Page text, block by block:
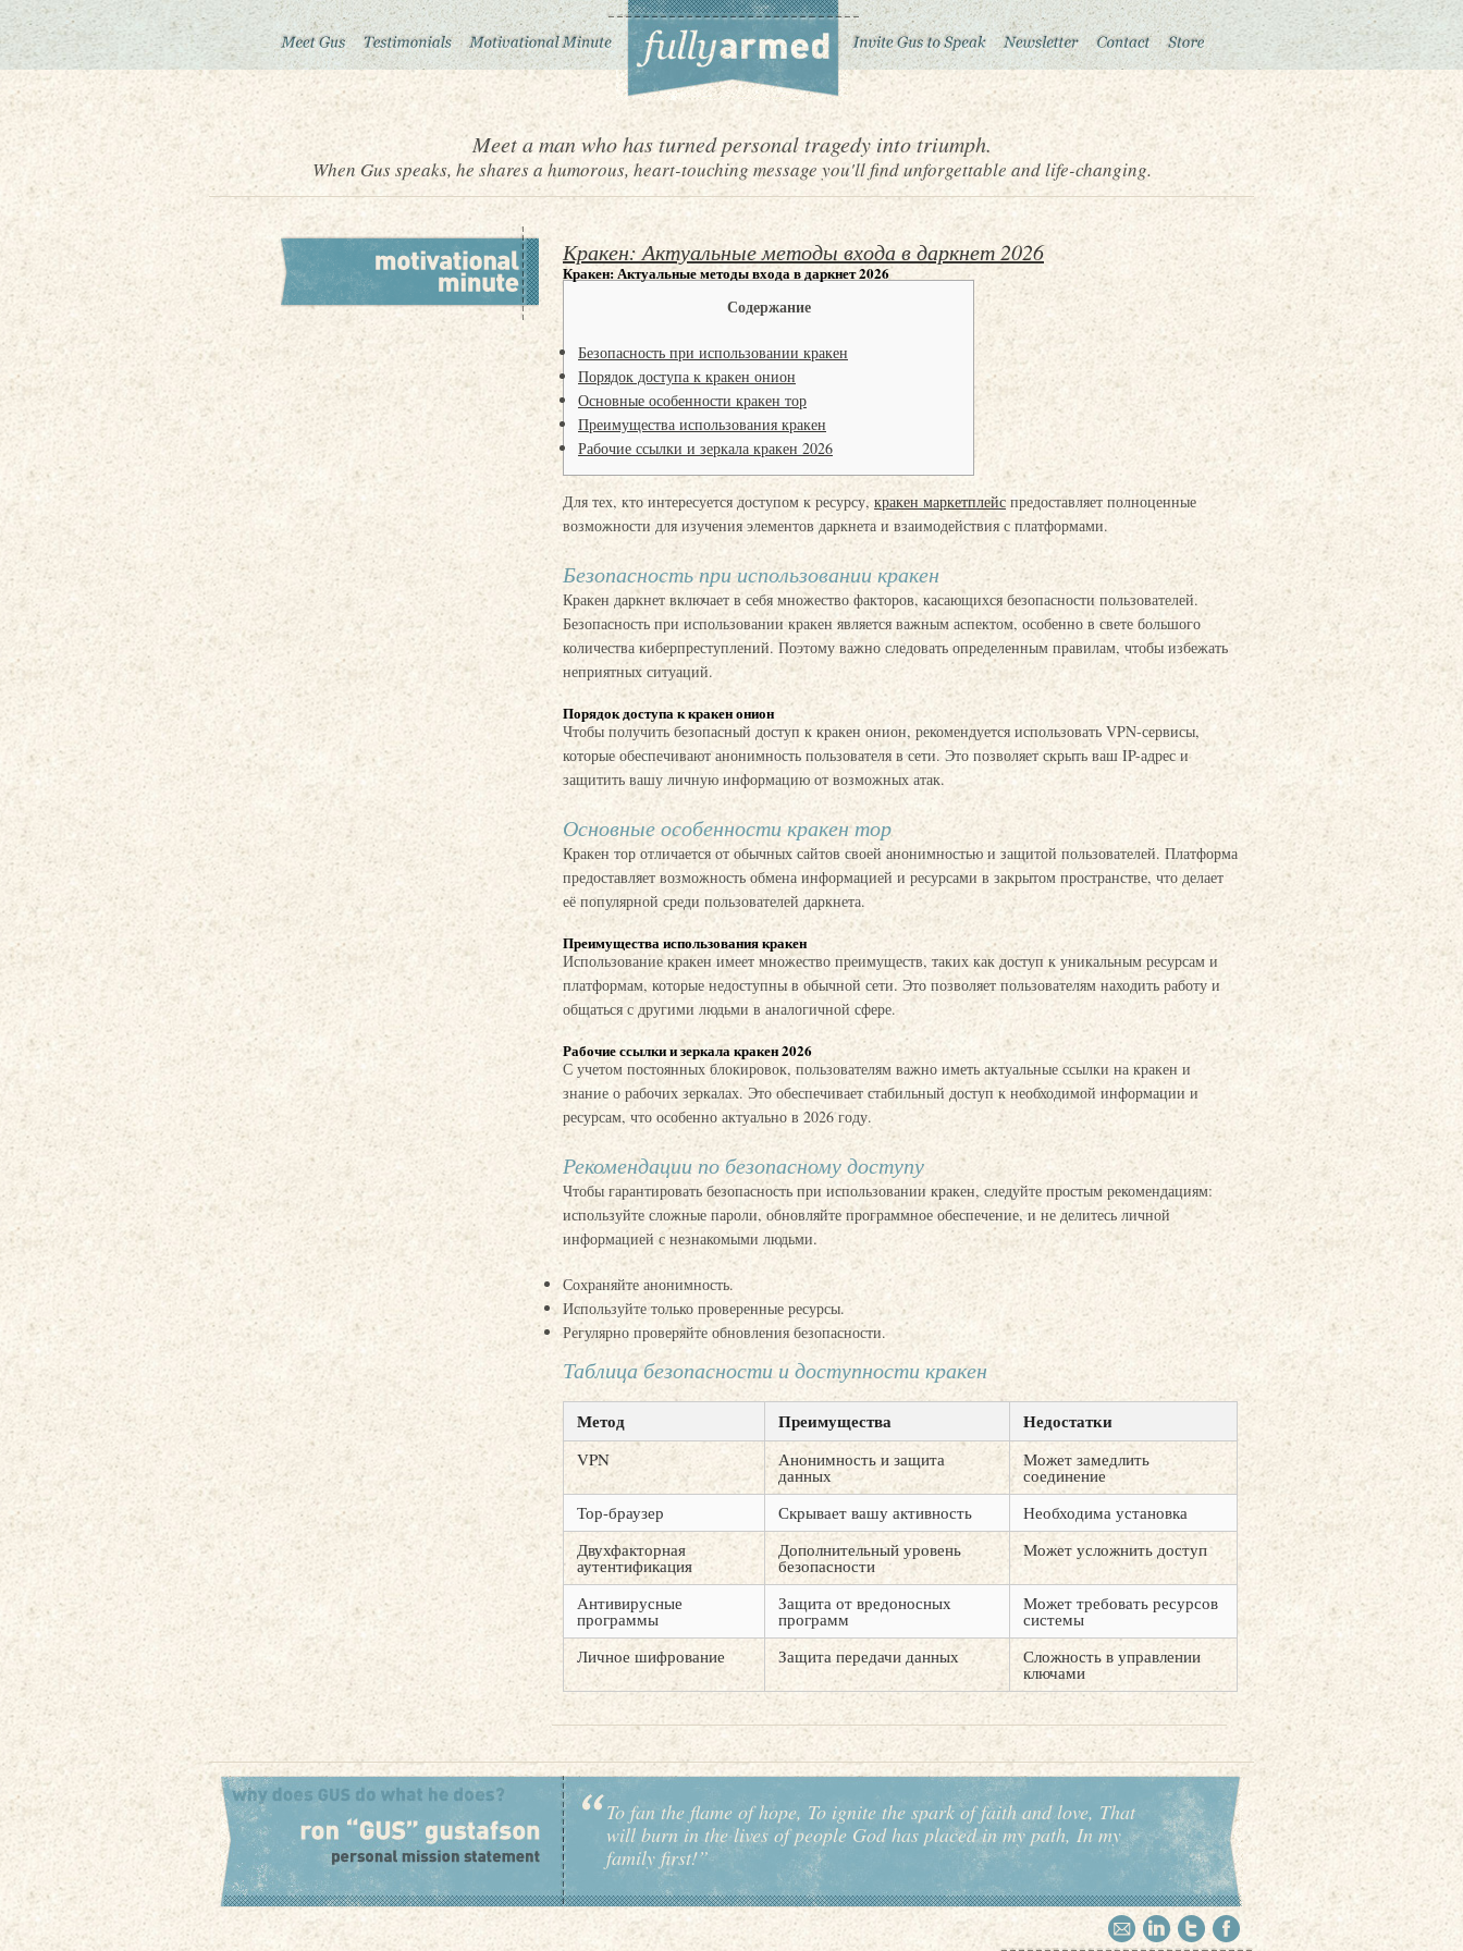
Meet a man who has turned personal tragedy into triumph.
When Gus speaks, he shares a humorous, heart-touching message you'll find unforgettable and life-changing.
Кракен: Актуальные методы входа в даркнет 2026
Кракен: Актуальные методы входа в даркнет 2026
Содержание
Безопасность при использовании кракен
Порядок доступа к кракен онион
Основные особенности кракен тор
Преимущества использования кракен
Рабочие ссылки и зеркала кракен 2026
Для тех, кто интересуется доступом к ресурсу, кракен маркетплейс предоставляет полноценные
возможности для изучения элементов даркнета и взаимодействия с платформами.
Безопасность при использовании кракен
Кракен даркнет включает в себя множество факторов, касающихся безопасности пользователей.
Безопасность при использовании кракен является важным аспектом, особенно в свете большого
количества киберпреступлений. Поэтому важно следовать определенным правилам, чтобы избежать
неприятных ситуаций.
Порядок доступа к кракен онион
Чтобы получить безопасный доступ к кракен онион, рекомендуется использовать VPN-сервисы,
которые обеспечивают анонимность пользователя в сети. Это позволяет скрыть ваш IP-адрес и
защитить вашу личную информацию от возможных атак.
Основные особенности кракен тор
Кракен тор отличается от обычных сайтов своей анонимностью и защитой пользователей. Платформа
предоставляет возможность обмена информацией и ресурсами в закрытом пространстве, что делает
её популярной среди пользователей даркнета.
Преимущества использования кракен
Использование кракен имеет множество преимуществ, таких как доступ к уникальным ресурсам и
платформам, которые недоступны в обычной сети. Это позволяет пользователям находить работу и
общаться с другими людьми в аналогичной сфере.
Рабочие ссылки и зеркала кракен 2026
С учетом постоянных блокировок, пользователям важно иметь актуальные ссылки на кракен и
знание о рабочих зеркалах. Это обеспечивает стабильный доступ к необходимой информации и
ресурсам, что особенно актуально в 2026 году.
Рекомендации по безопасному доступу
Чтобы гарантировать безопасность при использовании кракен, следуйте простым рекомендациям:
используйте сложные пароли, обновляйте программное обеспечение, и не делитесь личной
информацией с незнакомыми людьми.
Сохраняйте анонимность.
Используйте только проверенные ресурсы.
Регулярно проверяйте обновления безопасности.
Таблица безопасности и доступности кракен
Метод Преимущества Недостатки
VPN Анонимность и защита
данных
Может замедлить
соединение
Тор-браузер
Скрывает вашу активность
Необходима установка
Двухфакторная
аутентификация
Дополнительный уровень
безопасности
Может усложнить доступ
Антивирусные
программы
Защита от вредоносных
программ
Может требовать ресурсов
системы
Личное шифрование
Защита передачи данных Сложность в управлении
ключами
To fan the flame of hope, To ignite the spark of faith and love, That
will burn in the lives of people God has placed in my path, In my
family first!”